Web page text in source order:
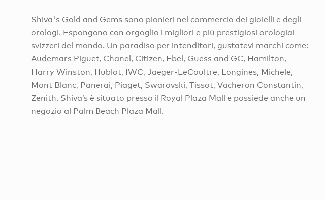
Shiva's Gold and Gems sono pionieri nel commercio dei gioielli e degli
orologi. Espongono con orgoglio i migliori e più prestigiosi orologiai
svizzeri del mondo. Un paradiso per intenditori, gustatevi marchi come:
Audemars Piguet, Chanel, Citizen, Ebel, Guess and GC, Hamilton,
Harry Winston, Hublot, IWC, Jaeger-LeCoultre, Longines, Michele,
Mont Blanc, Panerai, Piaget, Swarovski, Tissot, Vacheron Constantin,
Zenith. Shiva’s è situato presso il Royal Plaza Mall e possiede anche un
negozio al Palm Beach Plaza Mall.